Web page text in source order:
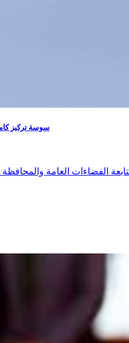
سوسة تركيز
الفضاءات العامة